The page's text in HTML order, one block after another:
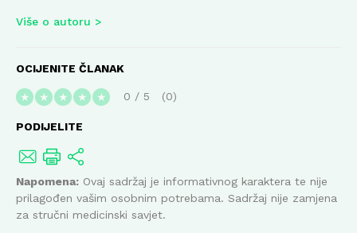
Više o autoru
OCIJENITE ČLANAK
★ ★ ★ ★ ★ 0 / 5 0
PODIJELITE
Napomena: Ovaj sadržaj je informativnog karaktera te nije
prilagođen vašim osobnim potrebama. Sadržaj nije zamjena
za stručni medicinski savjet.